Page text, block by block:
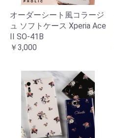
オーダーシート風コラージ
ュ ソフトケース Xperia Ace
II SO-41B
￥3,000